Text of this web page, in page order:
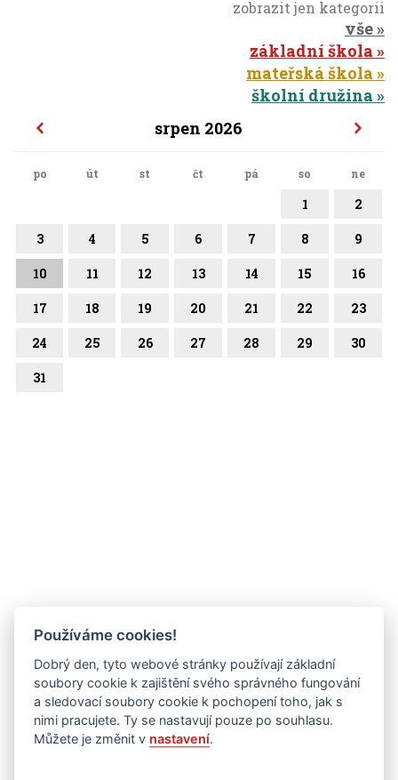
zobrazit jen kategorii
vše
základní škola
mateřská škola
školní družina
srpen 2026
po út st čt pá so ne
1 2
3 4 5 6 7 8 9
10 11 12 13 14 15 16
17 18 19 20 21 22 23
24 25 26 27 28 29 30
31
Používáme cookies!
Dobrý den, tyto webové stránky používají základní
soubory cookie k zajištění svého správného fungování
a sledovací soubory cookie k pochopení toho, jak s
nimi pracujete. Ty se nastavují pouze po souhlasu.
Můžete je změnit v nastavení.